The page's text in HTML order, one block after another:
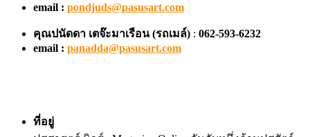
email : pondjuds@pasusart.com
คุณปนัดดา เตจ๊ะมาเรือน (รถเมล์) : 062-593-6232
email : panadda@pasusart.com
ที่อยู่